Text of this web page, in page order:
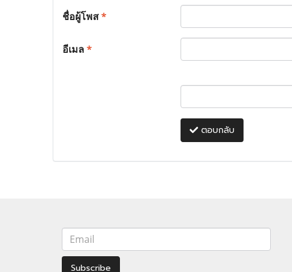
ชื่อผู้โพส*
อีเมล*
ตอบกลับ
Subscribe